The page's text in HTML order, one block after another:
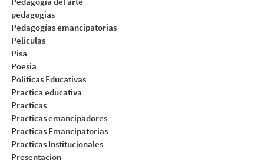
pedagogias
Pedagogías emancipatorias
Peliculas
Pisa
Poesia
Politicas Educativas
Practica educativa
Practicas
Practicas emancipadores
Practicas Emancipatorias
Practicas Institucionales
Presentacion